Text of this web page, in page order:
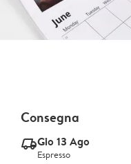
Consegna
delivery_express_v2Gio 13 Ago
Espresso